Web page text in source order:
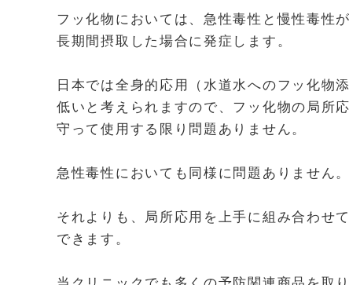
フッ化物においては、急性毒性と慢性毒性
長期間摂取した場合に発症します。
日本では全身的応用（水道水へのフッ化物
低いと考えられますので、フッ化物の局所
守って使用する限り問題ありません。
急性毒性においても同様に問題ありません。
それよりも、局所応用を上手に組み合わせ
できます。